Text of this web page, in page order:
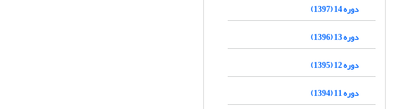
دوره 14 (1397)
دوره 13 (1396)
دوره 12 (1395)
دوره 11 (1394)